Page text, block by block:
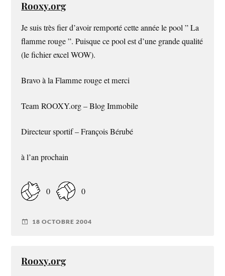
Rooxy.org
Je suis très fier d’avoir remporté cette année le pool ” La
flamme rouge ”. Puisque ce pool est d’une grande qualité
(le fichier excel WOW).
Bravo à la Flamme rouge et merci
Team ROOXY.org – Blog Immobile
Directeur sportif – François Bérubé
à l’an prochain
0 0
18 OCTOBRE 2004
Rooxy.org